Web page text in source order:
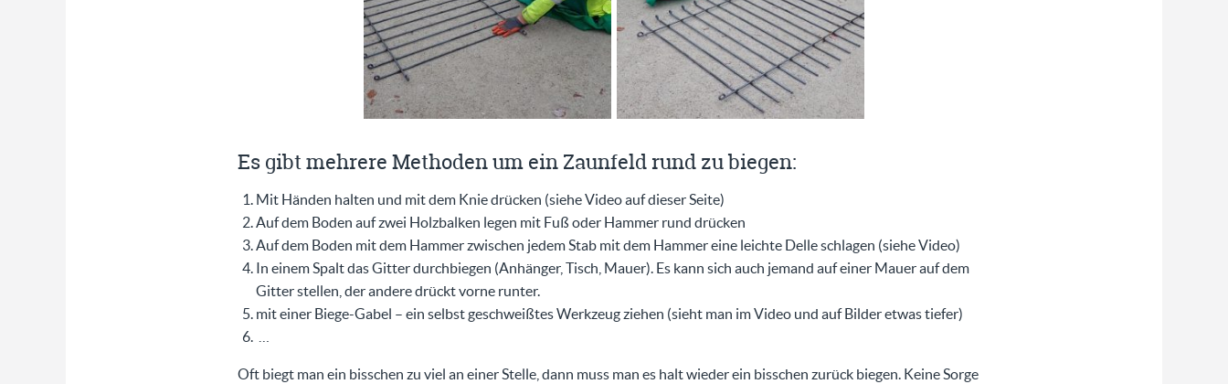
Es gibt mehrere Methoden um ein Zaunfeld rund zu biegen:
Mit Händen halten und mit dem Knie drücken (siehe Video auf dieser Seite)
Auf dem Boden auf zwei Holzbalken legen mit Fuß oder Hammer rund drücken
Auf dem Boden mit dem Hammer zwischen jedem Stab mit dem Hammer eine leichte Delle schlagen (siehe Video)
In einem Spalt das Gitter durchbiegen (Anhänger, Tisch, Mauer). Es kann sich auch jemand auf einer Mauer auf dem
Gitter stellen, der andere drückt vorne runter.
mit einer Biege-Gabel – ein selbst geschweißtes Werkzeug ziehen (sieht man im Video und auf Bilder etwas tiefer)
Oft biegt man ein bisschen zu viel an einer Stelle, dann muss man es halt wieder ein bisschen zurück biegen. Keine Sorge